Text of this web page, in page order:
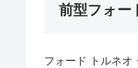
前型フォー
フォード トルネオ